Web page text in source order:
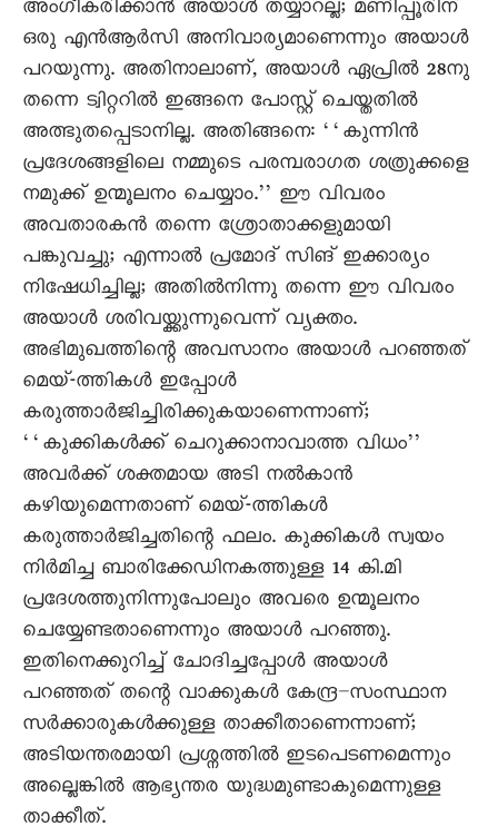
അംഗീകരിക്കാൻ അയാൾ തയ്യാറല്ല; മണിപ്പൂരിന്
ഒരു എൻആർസി അനിവാര്യമാണെന്നും അയാൾ
പറയുന്നു. അതിനാലാണ്, അയാൾ ഏപ്രിൽ 28നു
തന്നെ ട്വിറ്ററിൽ ഇങ്ങനെ പോസ്റ്റ് ചെയ്തതിൽ
അത്ഭുതപ്പെടാനില്ല. അതിങ്ങനെ: ‘‘കുന്നിൻ
പ്രദേശങ്ങളിലെ നമ്മുടെ പരമ്പരാഗത ശത്രുക്കളെ
നമുക്ക് ഉന്മൂലനം ചെയ്യാം.’’ ഈ വിവരം
അവതാരകൻ തന്നെ ശ്രോതാക്കളുമായി
പങ്കുവച്ചു; എന്നാൽ പ്രമോദ് സിങ് ഇക്കാര്യം
നിഷേധിച്ചില്ല; അതിൽനിന്നു തന്നെ ഈ വിവരം
അയാൾ ശരിവയ്ക്കുന്നുവെന്ന് വ്യക്തം.
അഭിമുഖത്തിന്റെ അവസാനം അയാൾ പറഞ്ഞത്
മെയ്-ത്തികൾ ഇപ്പോൾ
കരുത്താർജിച്ചിരിക്കുകയാണെന്നാണ്;
‘‘കുക്കികൾക്ക് ചെറുക്കാനാവാത്ത വിധം’’
അവർക്ക് ശക്തമായ അടി നൽകാൻ
കഴിയുമെന്നതാണ് മെയ്-ത്തികൾ
കരുത്താർജിച്ചതിന്റെ ഫലം. കുക്കികൾ സ്വയം
നിർമിച്ച ബാരിക്കേഡിനകത്തുള്ള 14 കി.മി
പ്രദേശത്തുനിന്നുപോലും അവരെ ഉന്മൂലനം
ചെയ്യേണ്ടതാണെന്നും അയാൾ പറഞ്ഞു.
ഇതിനെക്കുറിച്ച് ചോദിച്ചപ്പോൾ അയാൾ
പറഞ്ഞത് തന്റെ വാക്കുകൾ കേന്ദ്ര–സംസ്ഥാന
സർക്കാരുകൾക്കുള്ള താക്കീതാണെന്നാണ്;
അടിയന്തരമായി പ്രശ്നത്തിൽ ഇടപെടണമെന്നും
അല്ലെങ്കിൽ ആഭ്യന്തര യുദ്ധമുണ്ടാകുമെന്നുള്ള
താക്കീത്.